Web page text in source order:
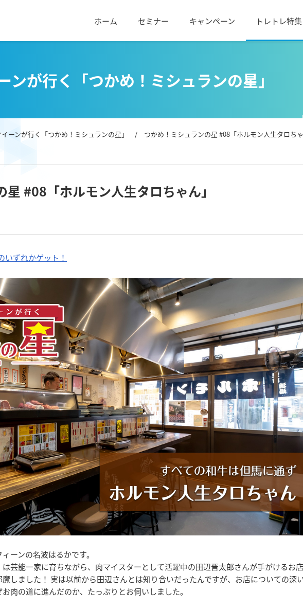
ホーム セミナー キャンペーン トレトレ特集
ンが行く「つかめ！ミシュランの星」
ーンが行く「つかめ！ミシュランの星」 / つかめ！ミシュランの星 #08「ホルモン人生タロち
#08「ホルモン人生タロちゃん」
いずれかゲット！
ーンの名波はるかです。
芸能一家に育ちながら、肉マイスターとして活躍中の田辺晋太郎さんが手がけるお店
魔しました！ 実は以前から田辺さんとは知り合いだったんですが、お店についての深
肉の道に進んだのか、たっぷりとお伺いしました。